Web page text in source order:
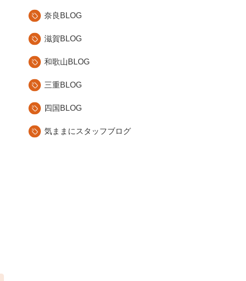
奈良BLOG
滋賀BLOG
和歌山BLOG
三重BLOG
四国BLOG
気ままにスタッフブログ